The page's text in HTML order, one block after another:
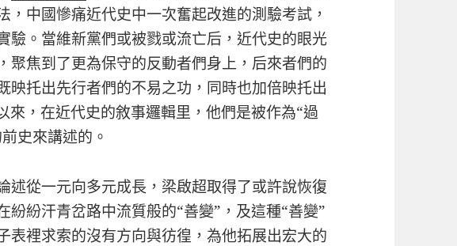
，中國慘痛近代史中一次奮起改進的測驗考試，
驗。當維新黨們或被戮或流亡后，近代史的眼光
聚焦到了更為保守的反動者們身上，后來者們的
映托出先行者們的不易之功，同時也加倍映托出
來，在近代史的敘事邏輯里，他們是被作為“過
史來講述的。
述從一元向多元成長，梁啟超取得了或許說恢復
紛紛汗青岔路中流質般的“善變”，及這種“善變”
表裡求索的沒有方向與彷徨，為他拓展出宏大的